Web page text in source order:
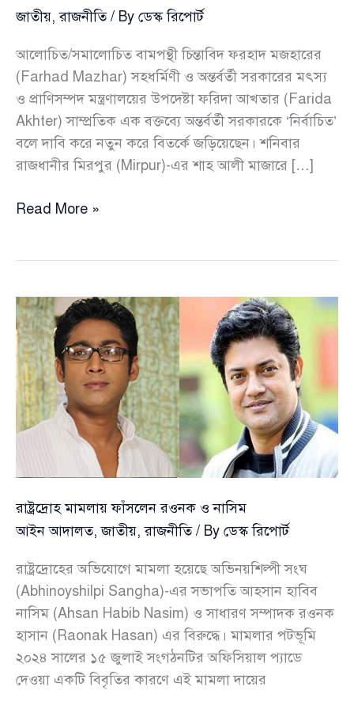
জাতীয়,রাজনীতি/ By ডেস্ক রিপোর্ট
আলোচিত/সমালোচিত বামপন্থী চিন্তাবিদ ফরহাদ মজহারের
(Farhad Mazhar) সহধর্মিণী ও অন্তর্বর্তী সরকারের মৎস্য
ও প্রাণিসম্পদ মন্ত্রণালয়ের উপদেষ্টা ফরিদা আখতার (Farida
Akhter) সাম্প্রতিক এক বক্তব্যে অন্তর্বর্তী সরকারকে ‘নির্বাচিত’
বলে দাবি করে নতুন করে বিতর্কে জড়িয়েছেন। শনিবার
রাজধানীর মিরপুর (Mirpur)-এর শাহ আলী মাজারে […]
অন্তর্বর্তী
করে
বিতর্কে
ফরিদা
আখতার
Read More »
রাষ্ট্রদ্রোহ মামলায় ফাঁসলেন রওনক ও নাসিম
আইন আদালত,জাতীয়,রাজনীতি/ By ডেস্ক রিপোর্ট
রাষ্ট্রদ্রোহের অভিযোগে মামলা হয়েছে অভিনয়শিল্পী সংঘ
(Abhinoyshilpi Sangha)-এর সভাপতি আহসান হাবিব
নাসিম (Ahsan Habib Nasim) ও সাধারণ সম্পাদক রওনক
হাসান (Raonak Hasan) এর বিরুদ্ধে। মামলার পটভূমি
২০২৪ সালের ১৫ জুলাই সংগঠনটির অফিসিয়াল প্যাডে
দেওয়া একটি বিবৃতির কারণে এই মামলা দায়ের